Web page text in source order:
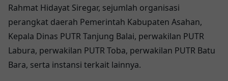
Rahmat Hidayat Siregar, sejumlah organisasi
perangkat daerah Pemerintah Kabupaten Asahan,
Kepala Dinas PUTR Tanjung Balai, perwakilan PUTR
Labura, perwakilan PUTR Toba, perwakilan PUTR Batu
Bara, serta instansi terkait lainnya.